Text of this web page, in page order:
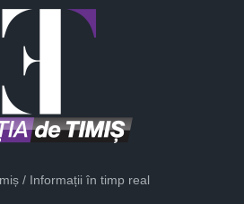
/ Informații în timp real